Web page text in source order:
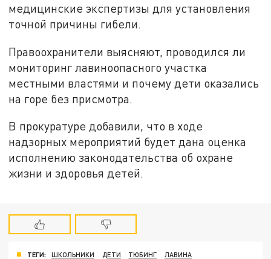
медицинские экспертизы для установления
точной причины гибели.
Правоохранители выясняют, проводился ли
мониторинг лавиноопасного участка
местными властями и почему дети оказались
на горе без присмотра.
В прокуратуре добавили, что в ходе
надзорных мероприятий будет дана оценка
исполнению законодательства об охране
жизни и здоровья детей.
ТЕГИ: ШКОЛЬНИКИ ДЕТИ ТЮБИНГ ЛАВИНА